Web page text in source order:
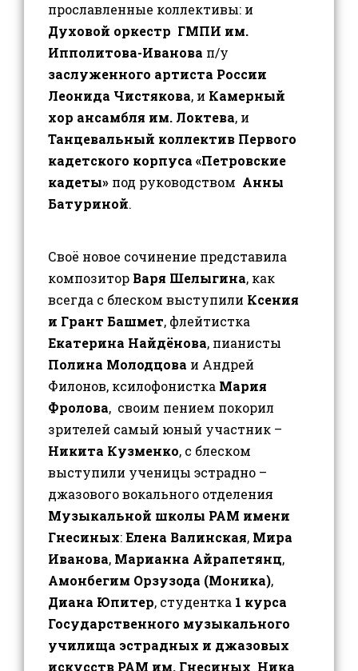
прославленные коллективы: и
Духовой оркестр ГМПИ им.
Ипполитова-Иванова п/у
заслуженного артиста России
Леонида Чистякова, и Камерный
хор ансамбля им. Локтева, и
Танцевальный коллектив Первого
кадетского корпуса «Петровские
кадеты» под руководством Анны
Батуриной.
Своё новое сочинение представила
композитор Варя Шелыгина, как
всегда с блеском выступили Ксения
и Грант Башмет, флейтистка
Екатерина Найдёнова, пианисты
Полина Молодцова и Андрей
Филонов, ксилофонистка Мария
Фролова, своим пением покорил
зрителей самый юный участник –
Никита Кузменко, с блеском
выступили ученицы эстрадно –
джазового вокального отделения
Музыкальной школы РАМ имени
Гнесиных:Елена Валинская, Мира
Иванова, Марианна Айрапетянц,
Амонбегим Орзузода (Моника),
Диана Юпитер, студентка 1 курса
Государственного музыкального
училища эстрадных и джазовых
искусств РАМ им. Гнесиных Ника